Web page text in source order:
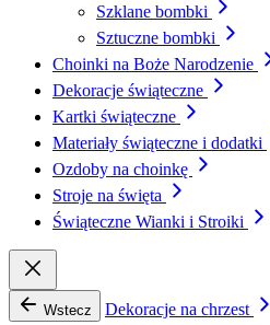
Szklane bombki
Sztuczne bombki
Choinki na Boże Narodzenie
Dekoracje świąteczne
Kartki świąteczne
Materiały świąteczne i dodatki
Ozdoby na choinkę
Stroje na święta
Świąteczne Wianki i Stroiki
Wstecz Dekoracje na chrzest